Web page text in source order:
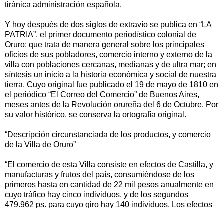
tiránica administración española.
Y hoy después de dos siglos de extravío se publica en “LA
PATRIA”, el primer documento periodístico colonial de
Oruro; que trata de manera general sobre los principales
oficios de sus pobladores, comercio interno y externo de la
villa con poblaciones cercanas, medianas y de ultra mar; en
síntesis un inicio a la historia económica y social de nuestra
tierra. Cuyo original fue publicado el 19 de mayo de 1810 en
el periódico “El Correo del Comercio” de Buenos Aires,
meses antes de la Revolución orureña del 6 de Octubre. Por
su valor histórico, se conserva la ortografía original.
“Descripción circunstanciada de los productos, y comercio
de la Villa de Oruro”
“El comercio de esta Villa consiste en efectos de Castilla, y
manufacturas y frutos del país, consumiéndose de los
primeros hasta en cantidad de 22 mil pesos anualmente en
cuyo tráfico hay cinco individuos, y de los segundos
479.962 ps. para cuyo giro hay 140 individuos. Los efectos